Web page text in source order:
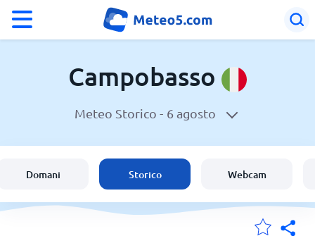
Meteo a Campobasso
Svizzera
Campobasso
Meteo Storico - 6 agosto
Domani Storico Webcam